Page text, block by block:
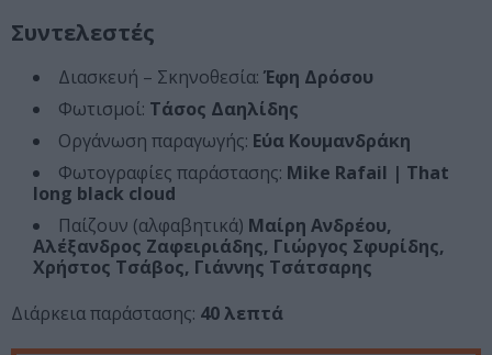
Συντελεστές
Διασκευή – Σκηνοθεσία: Έφη Δρόσου
Φωτισμοί: Τάσος Δαηλίδης
Οργάνωση παραγωγής: Εύα Κουμανδράκη
Φωτογραφίες παράστασης: Mike Rafail | That
long black cloud
Παίζουν (αλφαβητικά) Μαίρη Ανδρέου,
Αλέξανδρος Ζαφειριάδης, Γιώργος Σφυρίδης,
Χρήστος Τσάβος, Γιάννης Τσάτσαρης
Διάρκεια παράστασης: 40 λεπτά